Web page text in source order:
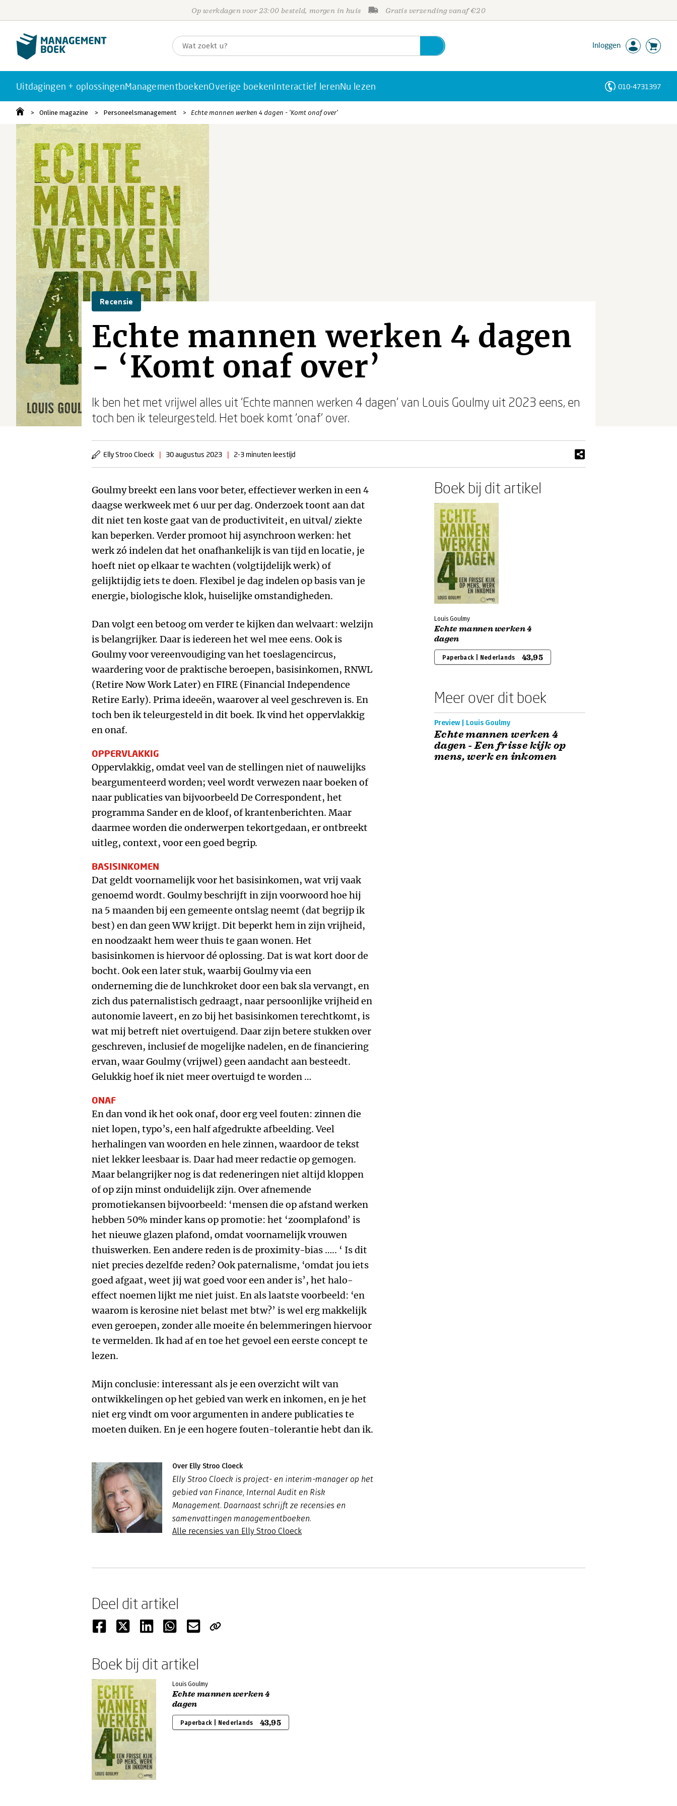
Op werkdagen voor 23:00 besteld, morgen in huis Gratis verzending vanaf €20
Inloggen
Uitdagingen + oplossingenManagementboekenOverige boekenInteractief lerenNu lezen 010-4731397
Online magazine Personeelsmanagement Echte mannen werken 4 dagen - ‘Komt onaf over’
Recensie
Echte mannen werken 4 dagen
- ‘Komt onaf over’
Ik ben het met vrijwel alles uit ‘Echte mannen werken 4 dagen’ van Louis Goulmy uit 2023 eens, en
toch ben ik teleurgesteld. Het boek komt ‘onaf’ over.
Elly Stroo Cloeck | 30 augustus 2023 | 2-3 minuten leestijd
Goulmy breekt een lans voor beter, effectiever werken in een 4
daagse werkweek met 6 uur per dag. Onderzoek toont aan dat
dit niet ten koste gaat van de productiviteit, en uitval/ ziekte
kan beperken. Verder promoot hij asynchroon werken: het
werk zó indelen dat het onafhankelijk is van tijd en locatie, je
hoeft niet op elkaar te wachten (volgtijdelijk werk) of
gelijktijdig iets te doen. Flexibel je dag indelen op basis van je
energie, biologische klok, huiselijke omstandigheden.
Dan volgt een betoog om verder te kijken dan welvaart: welzijn
is belangrijker. Daar is iedereen het wel mee eens. Ook is
Goulmy voor vereenvoudiging van het toeslagencircus,
waardering voor de praktische beroepen, basisinkomen, RNWL
(Retire Now Work Later) en FIRE (Financial Independence
Retire Early). Prima ideeën, waarover al veel geschreven is. En
toch ben ik teleurgesteld in dit boek. Ik vind het oppervlakkig
en onaf.
OPPERVLAKKIG
Oppervlakkig, omdat veel van de stellingen niet of nauwelijks
beargumenteerd worden; veel wordt verwezen naar boeken of
naar publicaties van bijvoorbeeld De Correspondent, het
programma Sander en de kloof, of krantenberichten. Maar
daarmee worden die onderwerpen tekortgedaan, er ontbreekt
uitleg, context, voor een goed begrip.
BASISINKOMEN
Dat geldt voornamelijk voor het basisinkomen, wat vrij vaak
genoemd wordt. Goulmy beschrijft in zijn voorwoord hoe hij
na 5 maanden bij een gemeente ontslag neemt (dat begrijp ik
best) en dan geen WW krijgt. Dit beperkt hem in zijn vrijheid,
en noodzaakt hem weer thuis te gaan wonen. Het
basisinkomen is hiervoor dé oplossing. Dat is wat kort door de
bocht. Ook een later stuk, waarbij Goulmy via een
onderneming die de lunchkroket door een bak sla vervangt, en
zich dus paternalistisch gedraagt, naar persoonlijke vrijheid en
autonomie laveert, en zo bij het basisinkomen terechtkomt, is
wat mij betreft niet overtuigend. Daar zijn betere stukken over
geschreven, inclusief de mogelijke nadelen, en de financiering
ervan, waar Goulmy (vrijwel) geen aandacht aan besteedt.
Gelukkig hoef ik niet meer overtuigd te worden …
ONAF
En dan vond ik het ook onaf, door erg veel fouten: zinnen die
niet lopen, typo’s, een half afgedrukte afbeelding. Veel
herhalingen van woorden en hele zinnen, waardoor de tekst
niet lekker leesbaar is. Daar had meer redactie op gemogen.
Maar belangrijker nog is dat redeneringen niet altijd kloppen
of op zijn minst onduidelijk zijn. Over afnemende
promotiekansen bijvoorbeeld: ‘mensen die op afstand werken
hebben 50% minder kans op promotie: het ‘zoomplafond’ is
het nieuwe glazen plafond, omdat voornamelijk vrouwen
thuiswerken. Een andere reden is de proximity-bias ….. ‘ Is dit
niet precies dezelfde reden? Ook paternalisme, ‘omdat jou iets
goed afgaat, weet jij wat goed voor een ander is’, het halo-
effect noemen lijkt me niet juist. En als laatste voorbeeld: ‘en
waarom is kerosine niet belast met btw?’ is wel erg makkelijk
even geroepen, zonder alle moeite én belemmeringen hiervoor
te vermelden. Ik had af en toe het gevoel een eerste concept te
lezen.
Mijn conclusie: interessant als je een overzicht wilt van
ontwikkelingen op het gebied van werk en inkomen, en je het
niet erg vindt om voor argumenten in andere publicaties te
moeten duiken. En je een hogere fouten-tolerantie hebt dan ik.
Over Elly Stroo Cloeck
Elly Stroo Cloeck is project- en interim-manager op het
gebied van Finance, Internal Audit en Risk
Management. Daarnaast schrijft ze recensies en
samenvattingen managementboeken.
Alle recensies van Elly Stroo Cloeck
Boek bij dit artikel
Louis Goulmy
Echte mannen werken 4
dagen
Paperback | Nederlands 43,95
Meer over dit boek
Preview | Louis Goulmy
Echte mannen werken 4
dagen - Een frisse kijk op
mens, werk en inkomen
Deel dit artikel
Boek bij dit artikel
Louis Goulmy
Echte mannen werken 4
dagen
Paperback | Nederlands 43,95
Personen